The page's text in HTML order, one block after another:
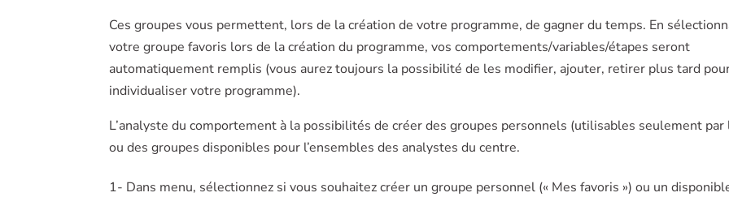
Ces groupes vous permettent, lors de la création de votre programme, de gagner du temps. En
votre groupe favoris lors de la création du programme, vos comportements/variables/étapes seront
automatiquement remplis (vous aurez toujours la possibilité de les modifier, ajouter, retirer plus tard
individualiser votre programme).
L’analyste du comportement à la possibilités de créer des groupes personnels (utilisables seulement par
ou des groupes disponibles pour l’ensembles des analystes du centre.
1- Dans menu, sélectionnez si vous souhaitez créer un groupe personnel (« Mes favoris ») ou un